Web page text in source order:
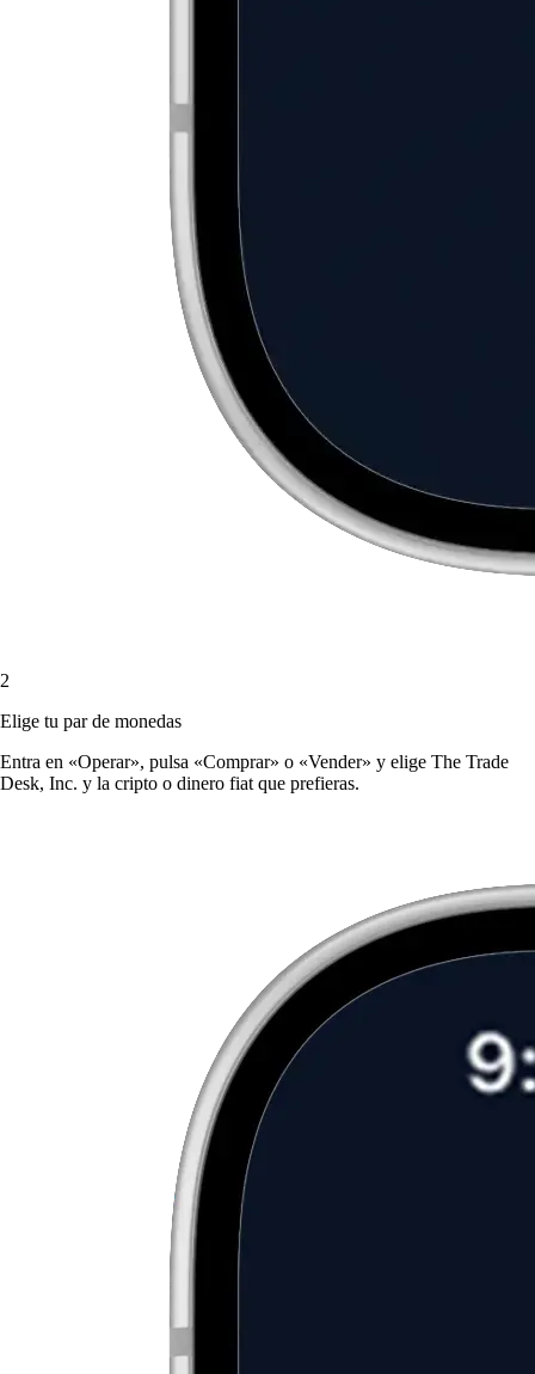
2
Elige tu par de monedas
Entra en «Operar», pulsa «Comprar» o «Vender» y elige The Trade
Desk, Inc. y la cripto o dinero fiat que prefieras.